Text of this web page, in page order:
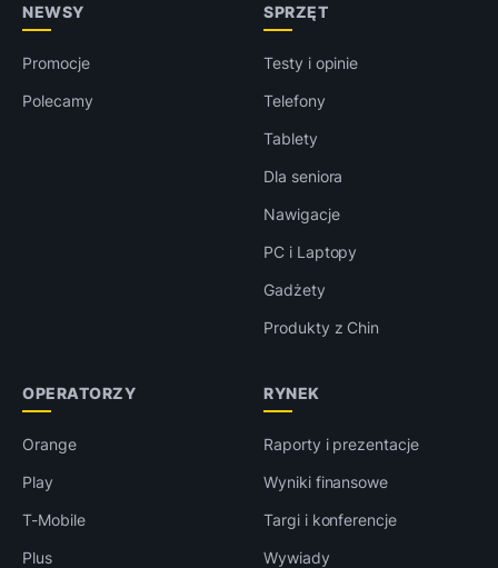
NEWSY
Promocje
Polecamy
SPRZĘT
Testy i opinie
Telefony
Tablety
Dla seniora
Nawigacje
PC i Laptopy
Gadżety
Produkty z Chin
OPERATORZY
Orange
Play
T-Mobile
Plus
RYNEK
Raporty i prezentacje
Wyniki finansowe
Targi i konferencje
Wywiady